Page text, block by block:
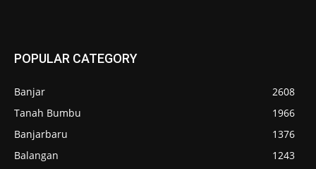
POPULAR CATEGORY
Banjar
2608
Tanah Bumbu
1966
Banjarbaru
1376
Balangan
1243